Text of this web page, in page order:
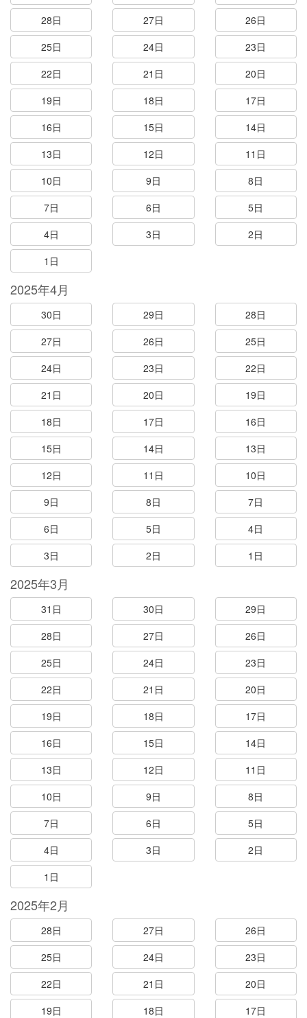
28日 27日
26日
25日
24日
23日
22日
21日
20日
19日
18日
17日
16日
15日
14日
13日
12日
11日
10日
9日
8日
7日
6日
5日
4日
3日
2日
1日
2025年4月
30日 29日
28日
27日
26日
25日
24日
23日
22日
21日
20日
19日
18日
17日
16日
15日
14日
13日
12日
11日
10日
9日
8日
7日
6日
5日
4日
3日
2日 1日
2025年3月
31日 30日
29日
28日
27日
26日
25日
24日
23日
22日
21日
20日
19日
18日
17日
16日
15日
14日
13日
12日
11日
10日
9日
8日
7日
6日
5日
4日
3日
2日
1日
2025年2月
28日 27日
26日
25日
24日
23日
22日
21日
20日
19日
18日
17日